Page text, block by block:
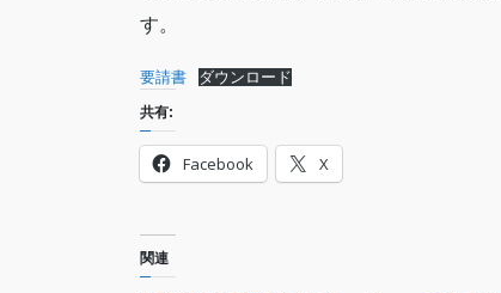
す。
要請書 ダウンロード
共有:
Facebook X
関連